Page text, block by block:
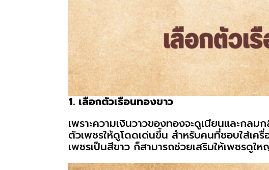
1. เลือกตัวเรือนทองขาว
เพราะความเงินวาวของทองจะดูเนียนและกล
ตัวเพชรให้ดูโดดเด่นขึ้น สำหรับคนที่ชอบใส่เค
เพชรเป็นสีขาว ก็สามารถช่วยเสริมให้เพชรดูใ